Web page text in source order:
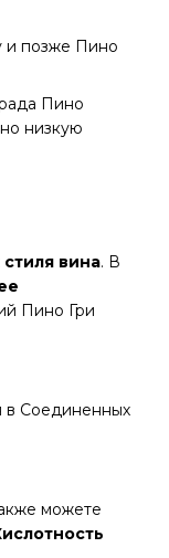
и позже Пино
Пино
низкую
вина. В
Пино Гри
в Соединенных
можете